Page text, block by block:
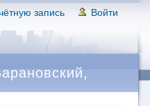
запись Войти